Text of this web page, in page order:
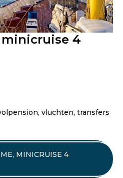
minicruise 4
vluchten, transfers
MINICRUISE 4